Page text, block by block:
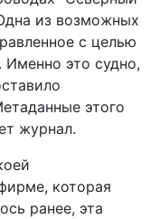
из возможных
с целью
Именно это судно,
этого
журнал.
которая
ранее, эта